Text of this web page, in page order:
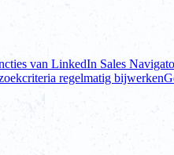
van LinkedIn Sales
regelmatig bijwerken